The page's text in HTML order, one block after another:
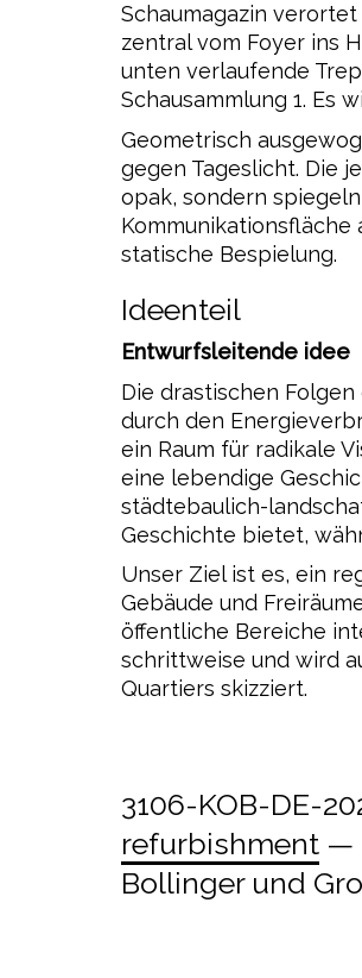
Schaumagazin
zentral vom Foyer ins
unten verlaufende
Schausammlung 1. Es
Geometrisch
gegen Tageslicht. Die
opak, sondern
statische Bespielung.
Ideenteil
Entwurfsleitende idee
Die drastischen
durch den
ein Raum für radikale
eine lebendige
städtebaulich-
Geschichte bietet,
Unser Ziel ist es, ein
Gebäude und
öffentliche Bereiche
schrittweise und wird
Quartiers skizziert.
3106-KOB-DE-
refurbishment —
Bollinger und